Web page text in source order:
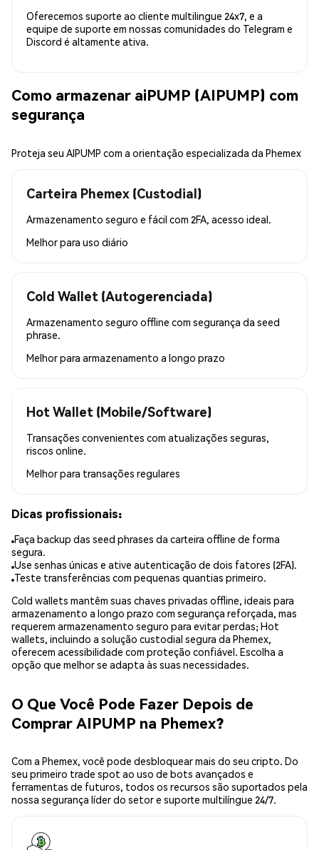
Oferecemos suporte ao cliente multilingue 24x7, e a
equipe de suporte em nossas comunidades do Telegram e
Discord é altamente ativa.
Como armazenar aiPUMP (AIPUMP) com
segurança
Proteja seu AIPUMP com a orientação especializada da Phemex
Carteira Phemex (Custodial)
Armazenamento seguro e fácil com 2FA, acesso ideal.
Melhor para uso diário
Cold Wallet (Autogerenciada)
Armazenamento seguro offline com segurança da seed
phrase.
Melhor para armazenamento a longo prazo
Hot Wallet (Mobile/Software)
Transações convenientes com atualizações seguras,
riscos online.
Melhor para transações regulares
Dicas profissionais:
Faça backup das seed phrases da carteira offline de forma
segura.
Use senhas únicas e ative autenticação de dois fatores (2FA).
Teste transferências com pequenas quantias primeiro.
Cold wallets mantêm suas chaves privadas offline, ideais para
armazenamento a longo prazo com segurança reforçada, mas
requerem armazenamento seguro para evitar perdas; Hot
wallets, incluindo a solução custodial segura da Phemex,
oferecem acessibilidade com proteção confiável. Escolha a
opção que melhor se adapta às suas necessidades.
O Que Você Pode Fazer Depois de
Comprar AIPUMP na Phemex?
Com a Phemex, você pode desbloquear mais do seu cripto. Do
seu primeiro trade spot ao uso de bots avançados e
ferramentas de futuros, todos os recursos são suportados pela
nossa segurança líder do setor e suporte multilíngue 24/7.